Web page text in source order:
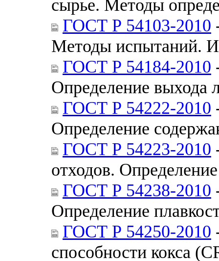
сырье. Методы
ГОСТ Р 54103-2010
Методы испытаний.
ГОСТ Р 54184-2010
Определение выхода
ГОСТ Р 54222-2010
Определение
ГОСТ Р 54223-2010
отходов.
ГОСТ Р 54238-2010
Определение
ГОСТ Р 54250-2010
способности кокса